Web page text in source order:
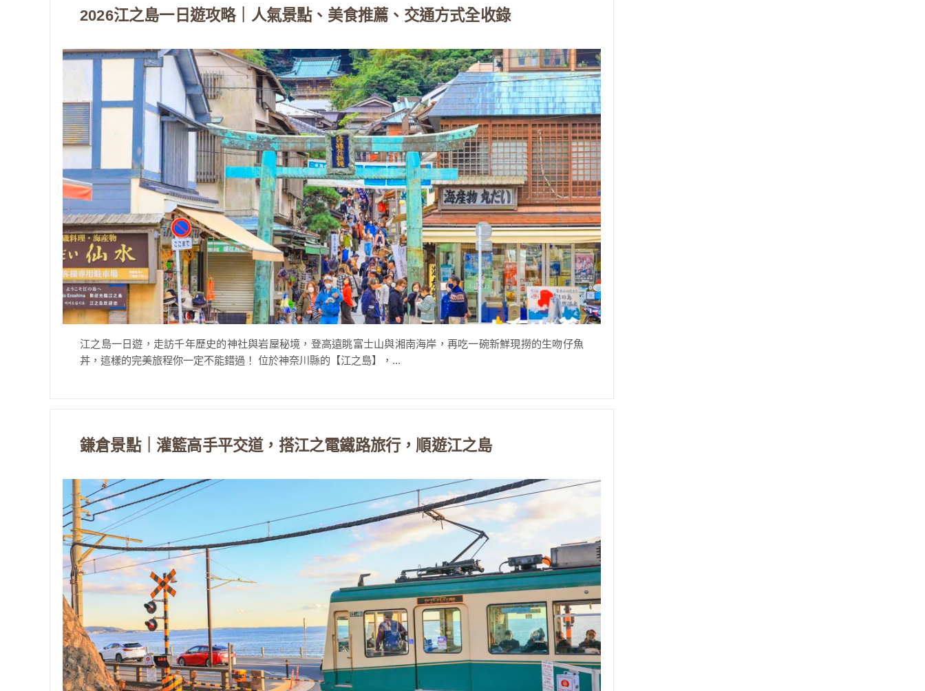
2026江之島一日遊攻略｜人氣景點、美食推薦、交通方式全收錄
江之島一日遊，走訪千年歷史的神社與岩屋秘境，登高遠眺富士山與湘南海岸，再吃一碗新鮮現撈的生吻仔魚
丼，這樣的完美旅程你一定不能錯過！ 位於神奈川縣的【江之島】，...
鎌倉景點｜灌籃高手平交道，搭江之電鐵路旅行，順遊江之島